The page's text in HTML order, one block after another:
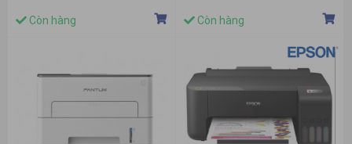
Còn hàng Còn hàng